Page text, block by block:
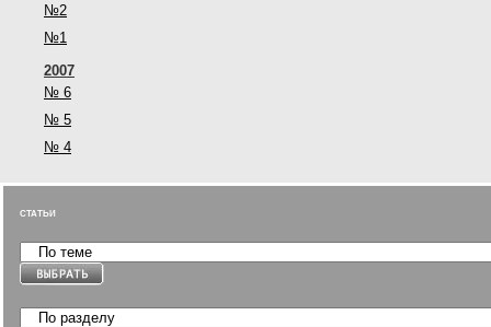
№2
№1
2007
№ 6
№ 5
№ 4
статьи